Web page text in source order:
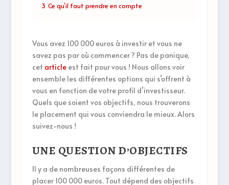
3 Ce qu’il faut prendre en compte
Vous avez 100 000 euros à investir et vous ne
savez pas par où commencer ? Pas de panique,
cet articleest fait pour vous ! Nous allons voir
ensemble les différentes options qui s’offrent à
vous en fonction de votre profil d’investisseur.
Quels que soient vos objectifs, nous trouverons
le placement qui vous conviendra le mieux. Alors
suivez-nous !
UNE QUESTION D’OBJECTIFS
Il y a de nombreuses façons différentes de
placer 100 000 euros. Tout dépend des objectifs